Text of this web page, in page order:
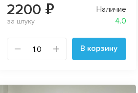
2200 ₽
за штуку
Наличие
4.0
В корзину